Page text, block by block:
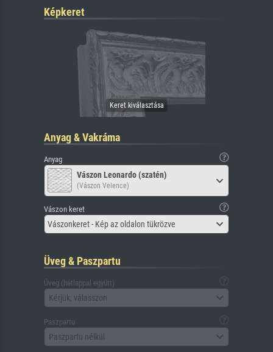
Képkeret
Anyag & Vakráma
Anyag
Vászon Leonardo (szatén)
(Vászon Velence)
Vászon keret
Vászonkeret - Kép az oldalon tükrözve
Üveg & Paszpartu
Üveg (hátlappal együtt)
Kérjük, válasszon
Paszpartu
Paszpartu nélkül